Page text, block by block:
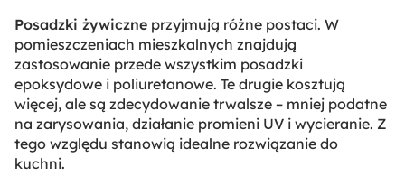
Posadzki żywiczne przyjmują różne postaci. W
pomieszczeniach mieszkalnych znajdują
zastosowanie przede wszystkim posadzki
epoksydowe i poliuretanowe. Te drugie kosztują
więcej, ale są zdecydowanie trwalsze – mniej podatne
na zarysowania, działanie promieni UV i wycieranie. Z
tego względu stanowią idealne rozwiązanie do
kuchni.